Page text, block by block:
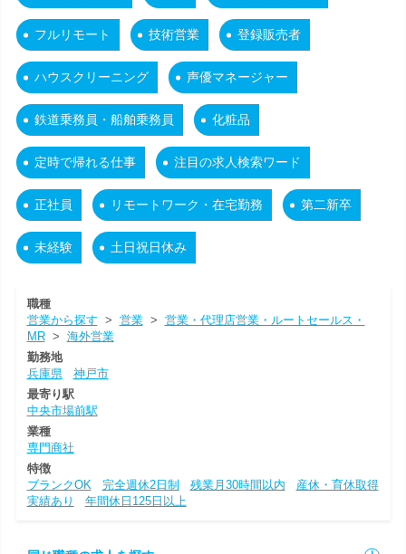
フルリモート 技術営業 登録販売者
ハウスクリーニング 声優マネージャー
鉄道乗務員・船舶乗務員 化粧品
定時で帰れる仕事 注目の求人検索ワード
正社員 リモートワーク・在宅勤務 第二新卒
未経験 土日祝日休み
職種
営業から探す > 営業> 営業・代理店営業・ルートセールス・
MR> 海外営業
勤務地
兵庫県
神戸市
最寄り駅
中央市場前駅
業種
専門商社
特徴
ブランクOK
完全週休2日制 残業月30時間以内
産休・育休取得
実績あり
年間休日125日以上